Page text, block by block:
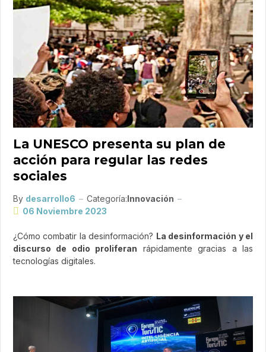
La UNESCO presenta su plan de
acción para regular las redes
sociales
By desarrollo6 Categoría:Innovación
06 Noviembre 2023
¿Cómo combatir la desinformación? La desinformación y el
discurso de odio proliferan rápidamente gracias a las
tecnologías digitales.